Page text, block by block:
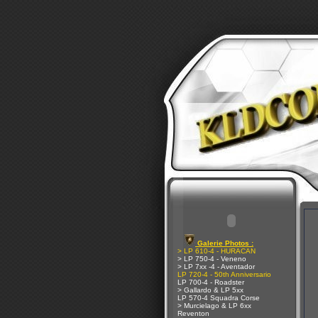
Galerie Photos :
> LP 610-4 - HURACAN
> LP 750-4 - Veneno
> LP 7xx -4 - Aventador
LP 720-4 - 50th Anniversario
LP 700-4 - Roadster
> Gallardo & LP 5xx
LP 570-4 Squadra Corse
> Murcielago & LP 6xx
Reventon